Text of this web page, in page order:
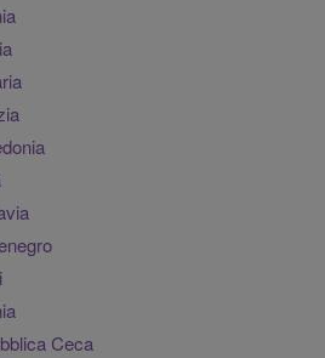
Ceca